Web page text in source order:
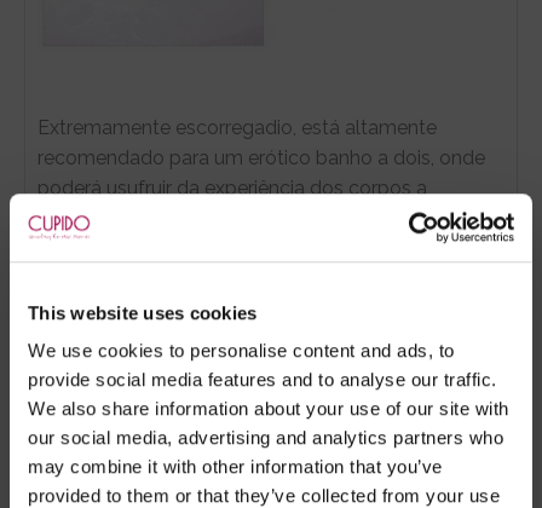
This website uses cookies
We use cookies to personalise content and ads, to
provide social media features and to analyse our traffic.
We also share information about your use of our site with
our social media, advertising and analytics partners who
may combine it with other information that you’ve
provided to them or that they’ve collected from your use
Extremamente escorregadio, está altamente
recomendado para um erótico banho a dois, onde
poderá usufruir da experiência dos corpos a
escorregarem um pelo outro em perfeito delírio de
- Cada embalagem transforma cerca de 200 litros
de água em líquido viscoso.
- Seguro para usar enquanto tem relações sexuais,
pode até ser utilizado como lubrificante.
- Pode ser utilizado em Jacuzzi.
- A banheira é depois vazada de forma normal.
- Após utilização, deve passar o corpo por água